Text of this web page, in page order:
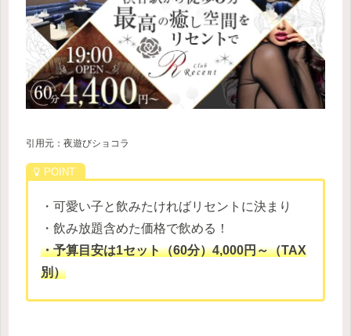
引用元：夜遊びショコラ
・可愛い子と飲みたければリセントに決まり
・飲み放題含めた価格で飲める！
・予算目安は1セット（60分）4,000円～（TAX
別）